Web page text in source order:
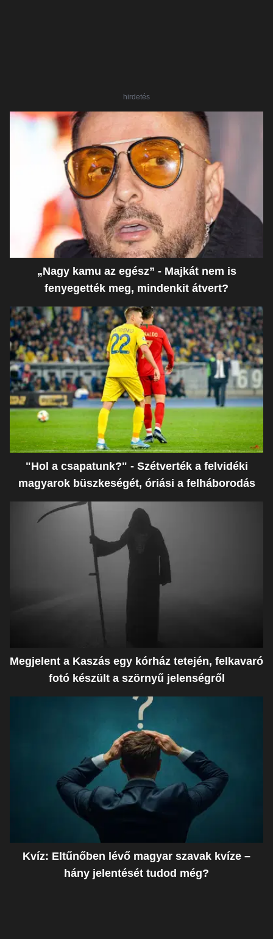
hirdetés
„Nagy kamu az egész” - Majkát nem is
fenyegették meg, mindenkit átvert?
"Hol a csapatunk?" - Szétverték a felvidéki
magyarok büszkeségét, óriási a felháborodás
Megjelent a Kaszás egy kórház tetején, felkavaró
fotó készült a szörnyű jelenségről
Kvíz: Eltűnőben lévő magyar szavak kvíze –
hány jelentését tudod még?